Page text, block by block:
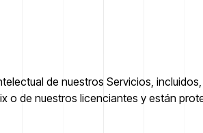
de nuestros Servicios,
de nuestros licenciantes y están